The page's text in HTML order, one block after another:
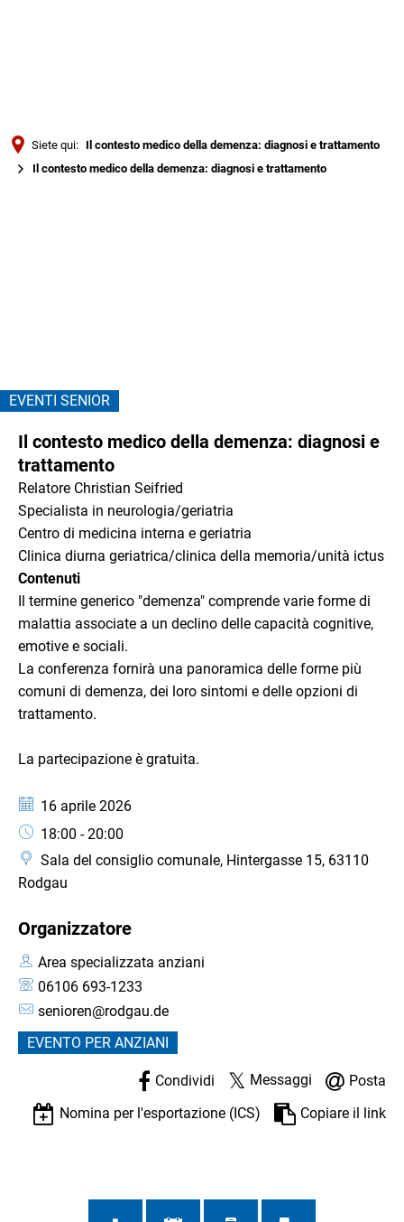
Siete qui: Il contesto medico della demenza: diagnosi e trattamento
Il contesto medico della demenza: diagnosi e trattamento
diagnosi
trattamento
EVENTI SENIOR
Il contesto medico della demenza: diagnosi e
trattamento
Relatore Christian Seifried
Specialista in neurologia/geriatria
Centro di medicina interna e geriatria
Clinica diurna geriatrica/clinica della memoria/unità ictus
Contenuti
Il termine generico "demenza" comprende varie forme di
malattia associate a un declino delle capacità cognitive,
emotive e sociali.
La conferenza fornirà una panoramica delle forme più
comuni di demenza, dei loro sintomi e delle opzioni di
trattamento.
La partecipazione è gratuita.
Data:
16 aprile 2026
Orario:
18:00 - 20:00
Sala del consiglio comunale, Hintergasse 15, 63110
Rodgau
Organizzatore
Area specializzata anziani
06106 693-1233
senioren@rodgau.de
EVENTO PER ANZIANI
Condividi Messaggi
Posta
Nomina per l'esportazione (ICS)
Copiare il link